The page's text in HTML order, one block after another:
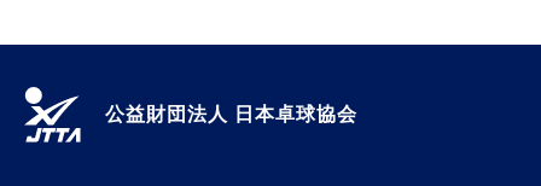
公益財団法人 日本卓球協会